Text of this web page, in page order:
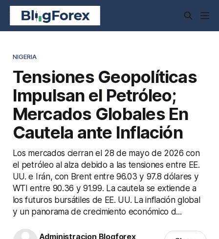
NIGERIA
Tensiones Geopolíticas
Impulsan el Petróleo;
Mercados Globales En
Cautela ante Inflación
Los mercados cierran el 28 de mayo de 2026 con
el petróleo al alza debido a las tensiones entre EE.
UU. e Irán, con Brent entre 96.03 y 97.8 dólares y
WTI entre 90.36 y 91.99. La cautela se extiende a
los futuros bursátiles de EE. UU. La inflación global
y un panorama de crecimiento económico d...
Administracion Blogforex